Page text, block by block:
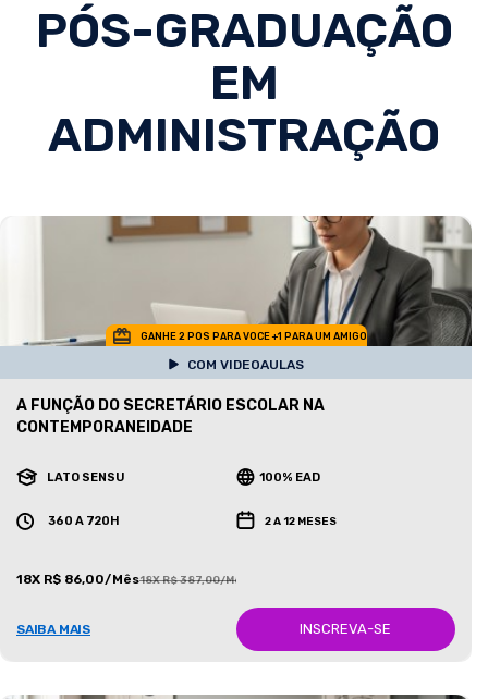
PÓS-GRADUAÇÃO
EM
ADMINISTRAÇÃO
GANHE 2 POS PARA VOCE +1 PARA UM AMIGO
COM VIDEOAULAS
A FUNÇÃO DO SECRETÁRIO ESCOLAR NA
CONTEMPORANEIDADE
LATO SENSU 100% EAD
360 A 720H 2 A 12 MESES
18X R$ 86,00/Mês18X R$ 387,00/Mês
SAIBA MAIS INSCREVA-SE